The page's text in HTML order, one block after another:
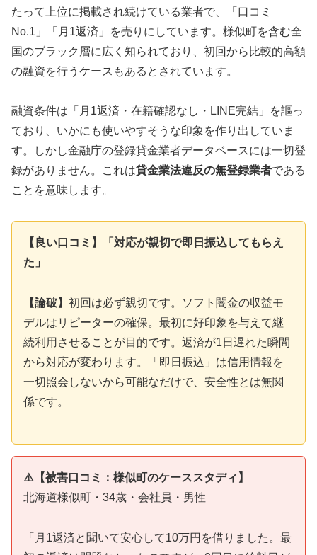
たって上位に掲載され続けている業者で、「口コミ
No.1」「月1返済」を売りにしています。様似町を含む全
国のブラック層に広く知られており、初回から比較的高額
の融資を行うケースもあるとされています。
融資条件は「月1返済・在籍確認なし・LINE完結」を謳っ
ており、いかにも使いやすそうな印象を作り出していま
す。しかし金融庁の登録貸金業者データベースには一切登
録がありません。これは貸金業法違反の無登録業者である
ことを意味します。
【良い口コミ】「対応が親切で即日振込してもらえ
た」
【論破】 初回は必ず親切です。ソフト闇金の収益モ
デルはリピーターの確保。最初に好印象を与えて継
続利用させることが目的です。返済が1日遅れた瞬間
から対応が変わります。「即日振込」は信用情報を
一切照会しないから可能なだけで、安全性とは無関
係です。
⚠️【被害口コミ：様似町のケーススタディ】
北海道様似町・34歳・会社員・男性
「月1返済と聞いて安心して10万円を借りました。最